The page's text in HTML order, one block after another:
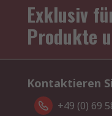
Exklusiv
Produkte
Kontaktieren
+49 (0) 69